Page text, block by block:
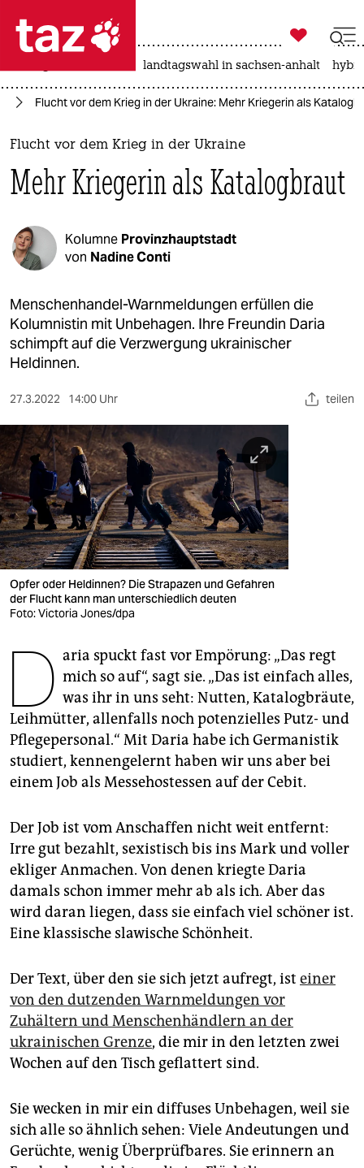
 taz zahl ich
taz zahl ich
themen
politik
öko
gesellschaft
kultur
sport
berlin
nord
wahrheit
verlag
verlag
veranstaltungen
shop
fragen & hilfe
genossenschaft
epaper login

taz zahl ich
landtagswahl in sachsen-anhalt
Flucht vor dem Krieg in der Ukraine: Mehr Kriegerin als
Flucht vor dem Krieg in der Ukraine
Mehr Kriegerin als Katalogbraut
Kolumne Provinzhauptstadt
von Nadine Conti
Menschenhandel-Warnmeldungen erfüllen die
Kolumnistin mit Unbehagen. Ihre Freundin Daria
schimpft auf die Verzwergung ukrainischer
Heldinnen.
27.3.2022 14:00 Uhr teilen
Opfer oder Heldinnen? Die Strapazen und Gefahren
der Flucht kann man unterschiedlich deuten
Foto: Victoria Jones/dpa
D aria spuckt fast vor Empörung: „Das regt
mich so auf“, sagt sie. „Das ist einfach alles,
was ihr in uns seht: Nutten, Katalogbräute,
Leihmütter, allenfalls noch potenzielles Putz- und
Pflegepersonal.“ Mit Daria habe ich Germanistik
studiert, kennengelernt haben wir uns aber bei
einem Job als Messehostessen auf der Cebit.
Der Job ist vom Anschaffen nicht weit entfernt:
Irre gut bezahlt, sexistisch bis ins Mark und voller
ekliger Anmachen. Von denen kriegte Daria
damals schon immer mehr ab als ich. Aber das
wird daran liegen, dass sie einfach viel schöner ist.
Eine klassische slawische Schönheit.
Der Text, über den sie sich jetzt aufregt, ist einer
von den dutzenden Warnmeldungen vor
Zuhältern und Menschenhändlern an der
ukrainischen Grenze, die mir in den letzten zwei
Wochen auf den Tisch geflattert sind.
Sie wecken in mir ein diffuses Unbehagen, weil sie
sich alle so ähnlich sehen: Viele Andeutungen und
Gerüchte, wenig Überprüfbares. Sie erinnern an